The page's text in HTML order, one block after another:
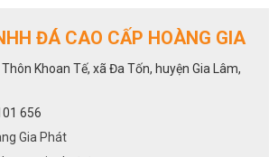
ĐÁ CAO CẤP HOÀNG GIA
Khoan Tế, xã Đa Tốn, huyện Gia Lâm,
656
Gia Phát